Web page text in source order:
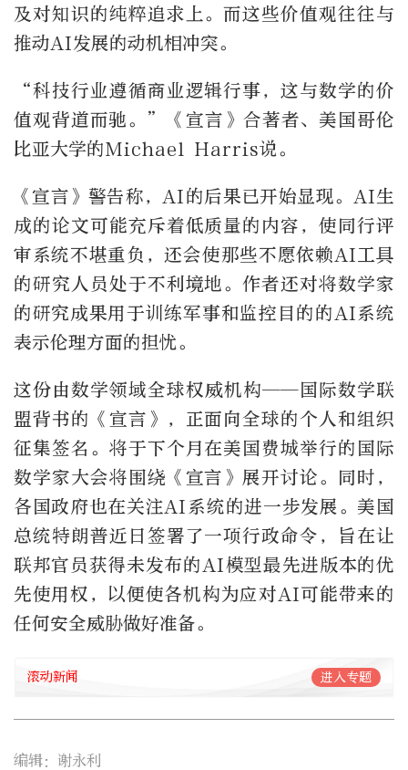
及对知识的纯粹追求上。而这些价值观往往与
推动AI发展的动机相冲突。
“科技行业遵循商业逻辑行事，这与数学的价
值观背道而驰。”《宣言》合著者、美国哥伦
比亚大学的Michael Harris说。
《宣言》警告称，AI的后果已开始显现。AI生
成的论文可能充斥着低质量的内容，使同行评
审系统不堪重负，还会使那些不愿依赖AI工具
的研究人员处于不利境地。作者还对将数学家
的研究成果用于训练军事和监控目的的AI系统
表示伦理方面的担忧。
这份由数学领域全球权威机构——国际数学联
盟背书的《宣言》，正面向全球的个人和组织
征集签名。将于下个月在美国费城举行的国际
数学家大会将围绕《宣言》展开讨论。同时，
各国政府也在关注AI系统的进一步发展。美国
总统特朗普近日签署了一项行政命令，旨在让
联邦官员获得未发布的AI模型最先进版本的优
先使用权，以便使各机构为应对AI可能带来的
任何安全威胁做好准备。
滚动新闻 进入专题
编辑：谢永利